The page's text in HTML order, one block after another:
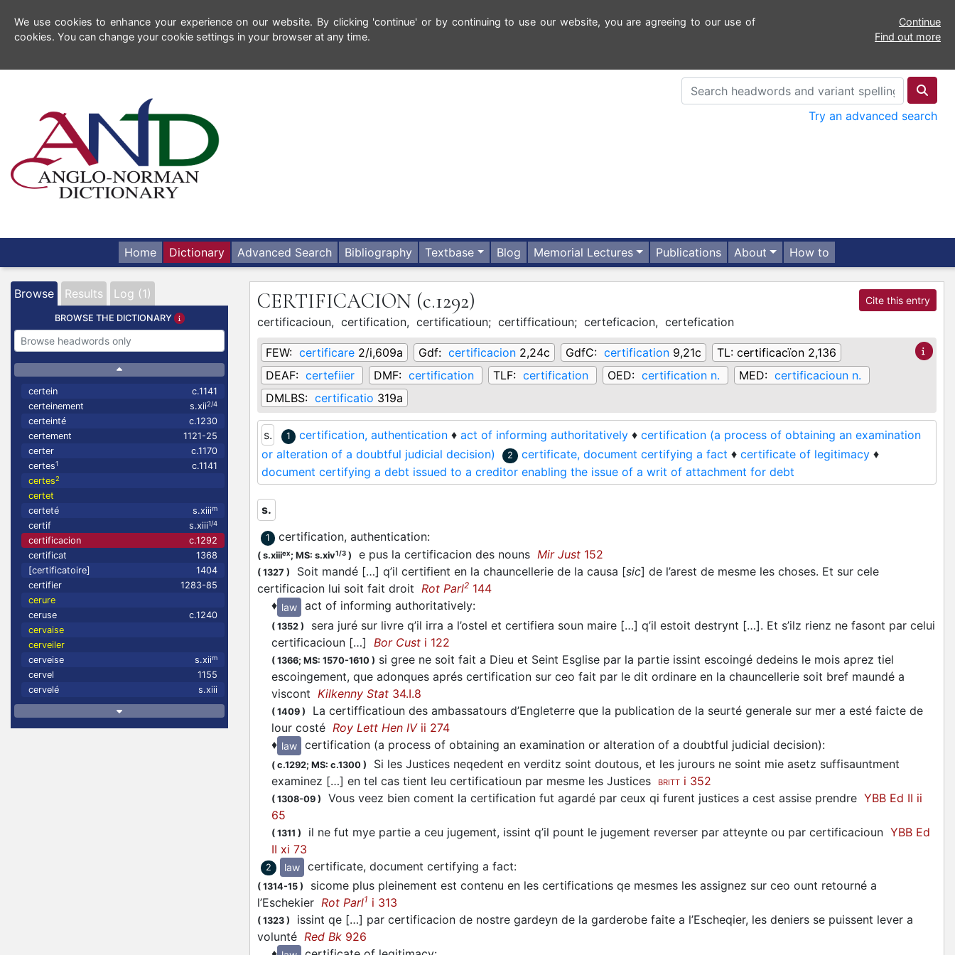
We use cookies to enhance your experience on our website. By clicking 'continue' or by continuing to use our website, you are agreeing to our use of
cookies. You can change your cookie settings in your browser at any time.
Continue
Find out more
Try an advanced search
Home Dictionary Advanced Search Bibliography Textbase Blog Memorial Lectures Publications About How to
Browse Results Log (1)
BROWSE THE DICTIONARY
certein
c.1141
certeinement
s.xii2/4
certeinté
c.1230
certement
1121-25
certer
c.1170
certes1
c.1141
certes2
certet
certeté
s.xiiim
certif s.xiii1/4
certificacion
c.1292
certificat
1368
[certificatoire]
1404
certifier
1283-85
cerure
ceruse
c.1240
cervaise
cerveiler
cerveise
s.xiim
cervel
1155
cervelé
s.xiii
CERTIFICACION (c.1292) Cite this entry
certificacioun, certification, certificatioun; certifficatioun; certeficacion, certefication
FEW: certificare 2/i,609a Gdf: certificacion 2,24c GdfC: certification 9,21c TL: certificacïon 2,136
DEAF: certefiier DMF: certification TLF: certification OED: certification n. MED: certificacioun n.
DMLBS: certificatio 319a
s. 1 certification, authentication ♦ act of informing authoritatively ♦ certification (a process of obtaining an examination
or alteration of a doubtful judicial decision)
2 certificate, document certifying a fact ♦ certificate of legitimacy ♦
document certifying a debt issued to a creditor enabling the issue of a writ of attachment for debt
s.
1 certification, authentication:
( s.xiiiex; MS: s.xiv1/3 ) e pus la certificacion des nouns Mir Just 152
( 1327 ) Soit mandé […] q’il certifient en la chauncellerie de la causa [sic] de l’arest de mesme les choses. Et sur cele
certificacion lui soit fait droit Rot Parl2 144
♦ law act of informing authoritatively:
( 1352 )
sera juré sur livre q’il irra a l’ostel et certifiera soun maire […] q’il estoit destrynt […]. Et s’ilz rienz ne fasont par celui
certificacioun […] Bor Cust i 122
( 1366; MS: 1570-1610 ) si gree ne soit fait a Dieu et Seint Esglise par la partie issint escoingé dedeins le mois aprez tiel
escoingement, que adonques aprés certification sur ceo fait par le dit ordinare en la chauncellerie soit bref maundé a
viscont Kilkenny Stat 34.I.8
( 1409 )
La certifficatioun des ambassatours d’Engleterre que la publication de la seurté generale sur mer a esté faicte de
lour costé Roy Lett Hen IVii 274
♦ law certification (a process of obtaining an examination or alteration of a doubtful judicial decision):
( c.1292; MS: c.1300 )
Si les Justices neqedent en verditz soint doutous, et les jurours ne soint mie asetz suffisauntment
examinez […] en tel cas tient leu certificatioun par mesme les Justices
BRITT i 352
( 1308-09 ) Vous veez bien coment la certification fut agardé par ceux qi furent justices a cest assise prendre YBB Ed II ii
65
( 1311 ) il ne fut mye partie a ceu jugement, issint q’il pount le jugement reverser par atteynte ou par certificacioun YBB Ed
II xi 73
2 law certificate, document certifying a fact:
( 1314-15 )
sicome plus pleinement est contenu en les certifications qe mesmes les assignez sur ceo ount retourné a
l’Eschekier Rot Parl1 i 313
( 1323 )
issint qe […] par certificacion de nostre gardeyn de la garderobe faite a l’Escheqier, les deniers se puissent lever a
volunté Red Bk 926